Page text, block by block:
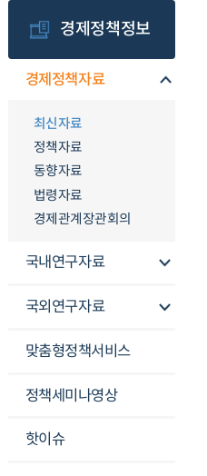
경제정책정보
경제정책자료
최신자료
정책자료
동향자료
법령자료
경제관계장관회의
국내연구자료
국외연구자료
맞춤형정책서비스
정책세미나영상
핫이슈